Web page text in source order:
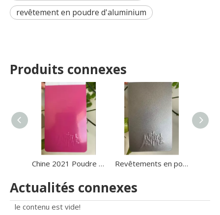
revêtement en poudre d'aluminium
Produits connexes
Chine 2021 Poudre de revêtement en poudre de polyester époxy électrostatique de haute qualité en vente Revêtements en poudre époxy pure Ral 9007 9022, performances métalliques de haute qualité, pour utilisation dans des équipements médicaux
Actualités connexes
le contenu est vide!